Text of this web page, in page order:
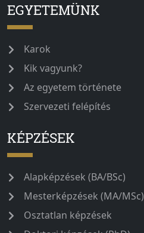
EGYETEMÜNK
Karok
Kik vagyunk?
Az egyetem története
Szervezeti felépítés
KÉPZÉSEK
Alapképzések (BA/BSc)
Mesterképzések (MA/MSc)
Osztatlan képzések